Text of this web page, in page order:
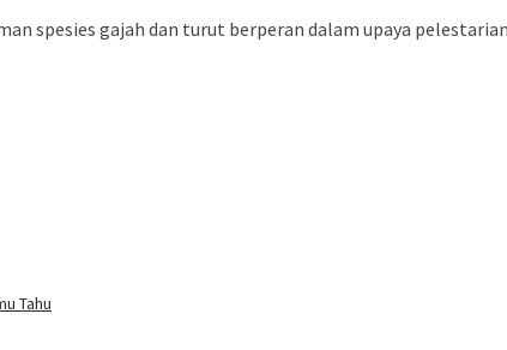
spesies gajah dan turut berperan dalam upaya
Tahu